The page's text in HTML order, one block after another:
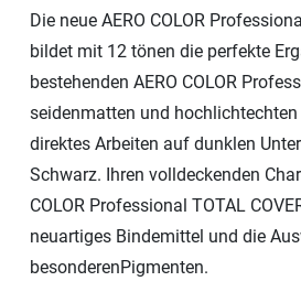
Die neue AERO COLOR
bildet mit 12 tönen die perfekte
bestehenden AERO COLOR
seidenmatten und
direktes Arbeiten auf dunklen
Schwarz. Ihren volldeckenden
COLOR Professional TOTAL
neuartiges Bindemittel und die
besonderenPigmenten.